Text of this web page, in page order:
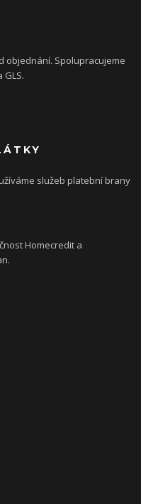
objednání. Spolupracujeme
služeb platební brany
Homecredit a